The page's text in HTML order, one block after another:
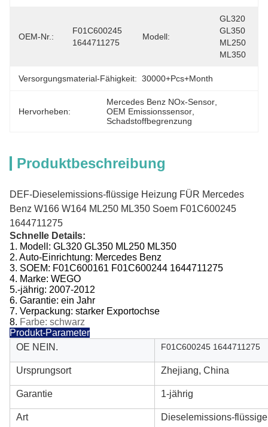
OEM-Nr.:
F01C600245
1644711275
Modell:
GL320
GL350
ML250
ML350
Versorgungsmaterial-Fähigkeit: 30000+Pcs+Month
Hervorheben:
Mercedes Benz NOx-Sensor
OEM Emissionssensor
Schadstoffbegrenzung
Produktbeschreibung
DEF-Dieselemissions-flüssige Heizung FÜR Mercedes
Benz W166 W164 ML250 ML350 Soem F01C600245
1644711275
Schnelle Details:
1. Modell: GL320 GL350 ML250 ML350
2. Auto-Einrichtung: Mercedes Benz
3. SOEM: F01C600161 F01C600244 1644711275
4. Marke: WEGO
5.-jährig: 2007-2012
6. Garantie: ein Jahr
7. Verpackung: starker Exportochse
8. Farbe: schwarz
Produkt-Parameter
OE NEIN.
F01C600245 1644711275
Ursprungsort Zhejiang, China
Garantie 1-jährig
Art Dieselemissions-